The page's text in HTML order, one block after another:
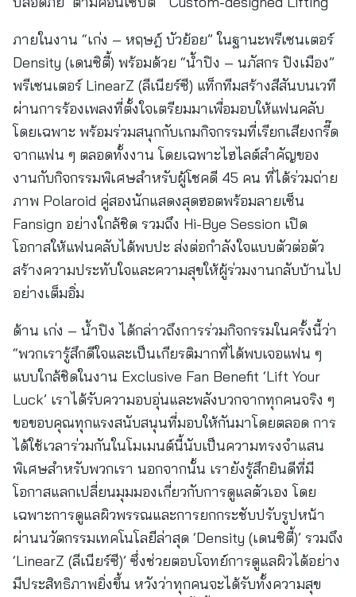
ภายในงาน “เก่ง – หฤษฎ์ บัวย้อย” ในฐานะพรีเซนเตอร์
Density (เดนซิตี้) พร้อมด้วย “น้ำปิง – นภัสกร ปิงเมือง”
พรีเซนเตอร์ LinearZ (ลีเนียร์ซี) แท็กทีมสร้างสีสันบนเวที
ผ่านการร้องเพลงที่ตั้งใจเตรียมมาเพื่อมอบให้แฟนคลับ
โดยเฉพาะ พร้อมร่วมสนุกกับเกมกิจกรรมที่เรียกเสียงกรี๊ด
จากแฟน ๆ ตลอดทั้งงาน โดยเฉพาะไฮไลต์สำคัญของ
งานกับกิจกรรมพิเศษสำหรับผู้โชคดี 45 คน ที่ได้ร่วมถ่าย
ภาพ Polaroid คู่สองนักแสดงสุดฮอตพร้อมลายเซ็น
Fansign อย่างใกล้ชิด รวมถึง Hi-Bye Session เปิด
โอกาสให้แฟนคลับได้พบปะ ส่งต่อกำลังใจแบบตัวต่อตัว
สร้างความประทับใจและความสุขให้ผู้ร่วมงานกลับบ้านไป
อย่างเต็มอิ่ม
ด้าน เก่ง – น้ำปิง ได้กล่าวถึงการร่วมกิจกรรมในครั้งนี้ว่า
“พวกเรารู้สึกดีใจและเป็นเกียรติมากที่ได้พบเจอแฟน ๆ
แบบใกล้ชิดในงาน Exclusive Fan Benefit ‘Lift Your
Luck’ เราได้รับความอบอุ่นและพลังบวกจากทุกคนจริง ๆ
ขอขอบคุณทุกแรงสนับสนุนที่มอบให้กันมาโดยตลอด การ
ได้ใช้เวลาร่วมกันในโมเมนต์นี้นับเป็นความทรงจำแสน
พิเศษสำหรับพวกเรา นอกจากนั้น เรายังรู้สึกยินดีที่มี
โอกาสแลกเปลี่ยนมุมมองเกี่ยวกับการดูแลตัวเอง โดย
เฉพาะการดูแลผิวพรรณและการยกกระชับปรับรูปหน้า
ผ่านนวัตกรรมเทคโนโลยีล่าสุด ‘Density (เดนซิตี้)’ รวมถึง
‘LinearZ (ลีเนียร์ซี)’ ซึ่งช่วยตอบโจทย์การดูแลผิวได้อย่าง
มีประสิทธิภาพยิ่งขึ้น หวังว่าทุกคนจะได้รับทั้งความสุข